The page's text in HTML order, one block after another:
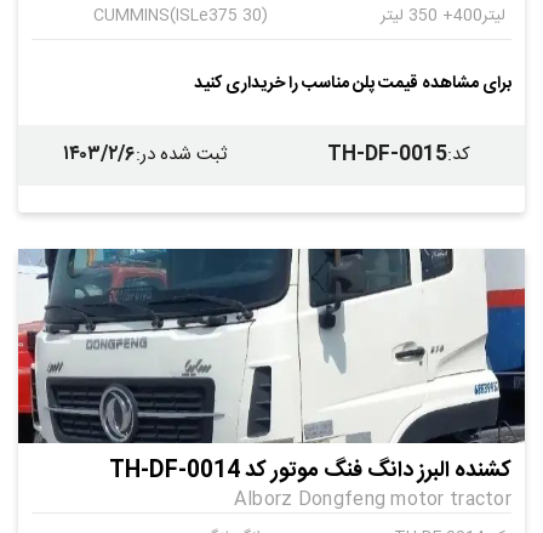
لیتر400+ 350 لیتر
CUMMINS(ISLe375 30)
برای مشاهده قیمت پلن مناسب را خریداری کنید
کد:
TH-DF-0015 ثبت شده در:۱۴۰۳/۲/۶
کشنده البرز دانگ فنگ موتور کد TH-DF-0014
Alborz Dongfeng motor tractor